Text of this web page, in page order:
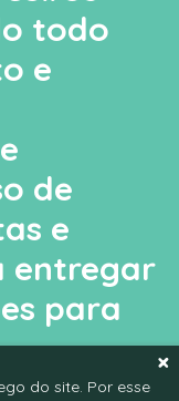
todo
e
de
e
entregar
para
do site. Por esse